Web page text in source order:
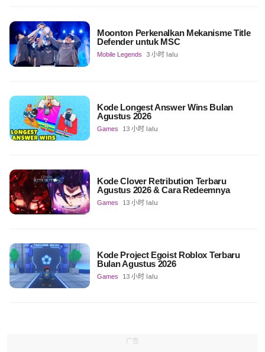
Moonton Perkenalkan Mekanisme Title
Defender untuk MSC
Mobile Legends 3 小时 lalu
Kode Longest Answer Wins Bulan
Agustus 2026
Games 13 小时 lalu
Kode Clover Retribution Terbaru
Agustus 2026 & Cara Redeemnya
Games 13 小时 lalu
Kode Project Egoist Roblox Terbaru
Bulan Agustus 2026
Games 13 小时 lalu
广告